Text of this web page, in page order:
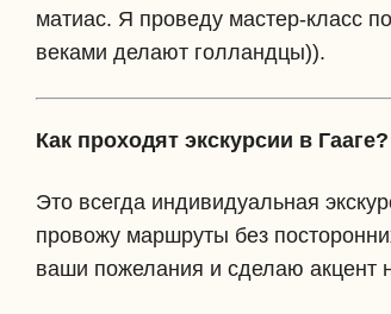
матиас. Я проведу мастер-класс
веками делают голландцы)).
Как проходят экскурсии в Гааге?
Это всегда индивидуальная
провожу маршруты без
ваши пожелания и сделаю акцент